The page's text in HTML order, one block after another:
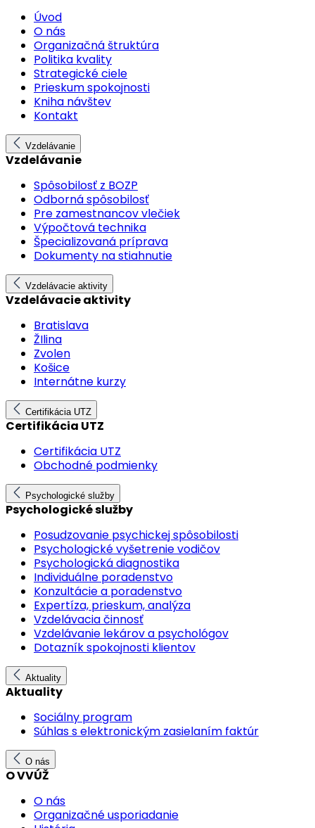
Úvod
O nás
Organizačná štruktúra
Politika kvality
Strategické ciele
Prieskum spokojnosti
Kniha návštev
Kontakt
Vzdelávanie
Vzdelávanie
Spôsobilosť z BOZP
Odborná spôsobilosť
Pre zamestnancov vlečiek
Výpočtová technika
Špecializovaná príprava
Dokumenty na stiahnutie
Vzdelávacie aktivity
Vzdelávacie aktivity
Bratislava
ŽIlina
Zvolen
Košice
Internátne kurzy
Certifikácia UTZ
Certifikácia UTZ
Certifikácia UTZ
Obchodné podmienky
Psychologické služby
Psychologické služby
Posudzovanie psychickej spôsobilosti
Psychologické vyšetrenie vodičov
Psychologická diagnostika
Individuálne poradenstvo
Konzultácie a poradenstvo
Expertíza, prieskum, analýza
Vzdelávacia činnosť
Vzdelávanie lekárov a psychológov
Dotazník spokojnosti klientov
Aktuality
Aktuality
Sociálny program
Súhlas s elektronickým zasielaním faktúr
O nás
O VVÚŽ
O nás
Organizačné usporiadanie